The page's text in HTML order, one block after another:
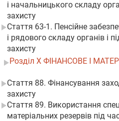
і начальницького складу
захисту
Стаття 63-1. Пенсійне
і рядового складу органів і
захисту
Розділ X ФІНАНСОВЕ І
Стаття 88. Фінансування
захисту
Стаття 89. Використання
матеріальних резервів під